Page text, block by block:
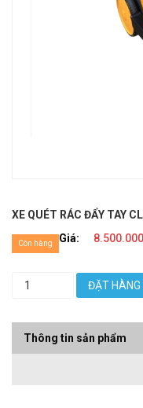
XE QUÉT RÁC ĐẨY TAY
Giá:
Còn hàng
ĐẶT HÀNG
Thông tin sản phẩm